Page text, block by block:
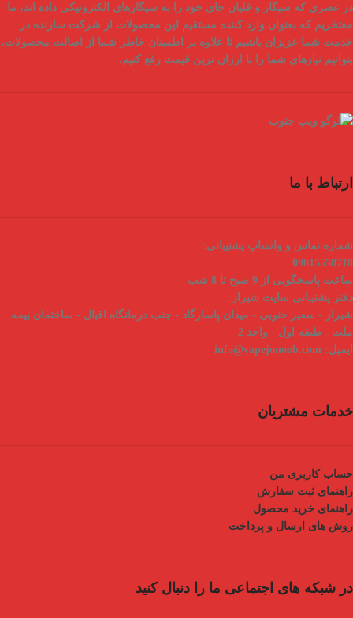
در عصری که سیگار و قلیان جای خود را به سیگارهای الکترونیکی داده اند، ما
مفتخریم که بعنوان وارد کننده مستقیم
این محصولات از شرکت سازنده در
خدمت شما عزیزان باشیم تا علاوه بر اطمینان خاطر شما از
اصالت محصولات،
بتوانیم نیازهای شما را با ارزان ترین قیمت رفع کنیم.
ارتباط با ما
شماره تماس و واتساپ پشتیبانی:
09015558718
ساعت پاسخگویی از 9 صبح تا 8 شب
دفتر پشتیبانی سایت شیراز:
شیراز - سفیر جنوبی - میدان پاسارگاد - جنب درمانگاه اقبال - ساختمان بیمه
ملت - طبقه اول - واحد 2
ایمیل:
خدمات مشتریان
حساب کاربری من
راهنمای ثبت سفارش
راهنمای خرید محصول
روش های ارسال و پرداخت
در شبکه های اجتماعی ما را دنبال کنید